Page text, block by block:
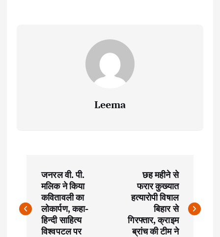
Leema
s
जनरल वी. पी.
मलिक ने किया
कवितावली का
लोकार्पण, कहा-
हिन्दी साहित्य
विश्वपटल पर
छह महीने से
फरार कुख्यात
हत्यारोपी विषाल
बिहार से
गिरफ्तार, क्राइम
ब्रांच की टीम ने